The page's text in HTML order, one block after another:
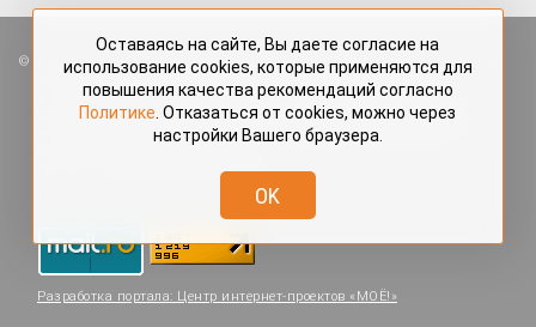
Все права защищены. Любые материалы, размещённые на портале
«Красраб.ру» сотрудниками редакции, нештатными авторами
и читателями, являются объектами авторского права. Полное или
частичное использование материалов, размещённых на портале
«Красраб.ру», допускается только с письменного согласия редакции
redaktor@krasrab.krsn.ru.
Разработка портала: Центр интернет-проектов «МОЁ!»
Оставаясь на сайте, Вы даете согласие на
использование cookies, которые применяются для
повышения качества рекомендаций согласно
Политике . Отказаться от cookies, можно через
настройки Вашего браузера.
OK